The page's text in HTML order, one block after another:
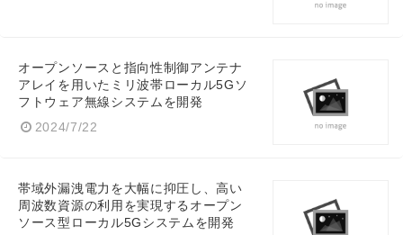
オープンソースと指向性制御アンテナ
アレイを用いたミリ波帯ローカル5Gソ
フトウェア無線システムを開発
2024/7/22
帯域外漏洩電力を大幅に抑圧し、高い
周波数資源の利用を実現するオープン
ソース型ローカル5Gシステムを開発